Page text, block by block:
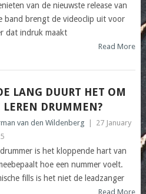
van de nieuwste release van
band brengt de videoclip uit voor
dat indruk maakt
Read More
LANG DUURT HET OM
LEREN DRUMMEN?
van den Wildenberg
27 January
is het kloppende hart van
hoe een nummer voelt.
fills is het niet de leadzanger
Read More